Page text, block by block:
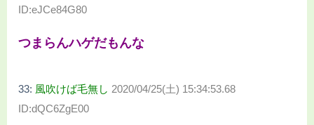
ID:eJCe84G80
つまらんハゲだもんな
33: 風吹けば毛無し 2020/04/25(土) 15:34:53.68
ID:dQC6ZgE00